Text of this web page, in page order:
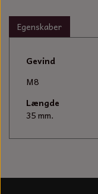
UNIVERSAL
Egenskaber
Gevind
M8
Længde
35 mm.